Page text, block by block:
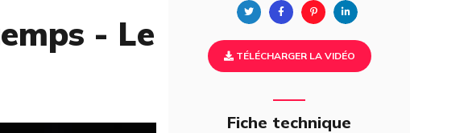
- Le
Twitter FacebookPinterest
TÉLÉCHARGER LA VIDÉO
Fiche technique